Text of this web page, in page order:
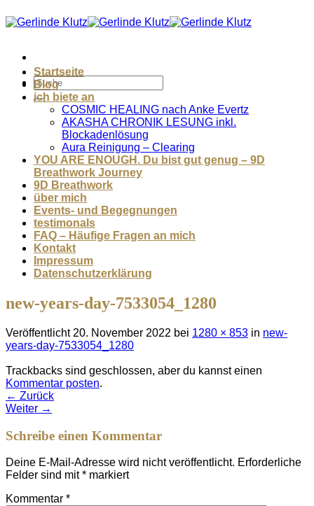
Inhalt
Startseite
Blog
ich biete an
COSMIC HEALING nach Anke Evertz
AKASHA CHRONIK LESUNG inkl.
Blockadenlösung
Aura Reinigung – Clearing
YOU ARE ENOUGH. Du bist gut genug – 9D
Breathwork Journey
9D Breathwork
über mich
Events- und Begegnungen
testimonals
FAQ – Häufige Fragen an mich
Kontakt
Impressum
Datenschutzerklärung
new-years-day-7533054_1280
Veröffentlicht 20. November 2022 bei 1280 × 853 in new-
years-day-7533054_1280
Trackbacks sind geschlossen, aber du kannst einen
Kommentar posten.
← Zurück
Weiter →
Schreibe einen Kommentar
Deine E-Mail-Adresse wird nicht veröffentlicht. Erforderliche
Felder sind mit* markiert
Kommentar *